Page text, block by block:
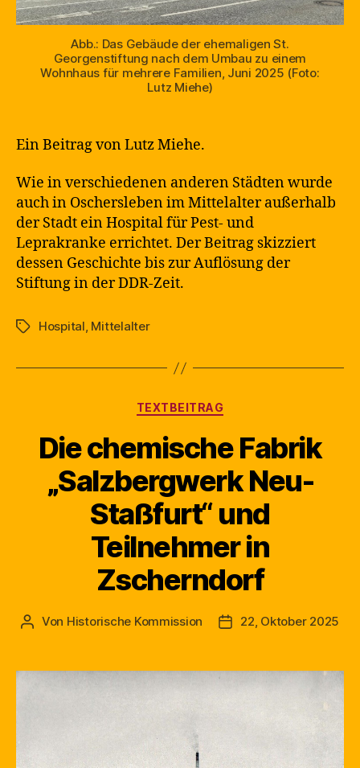
Abb.: Das Gebäude der ehemaligen St.
Georgenstiftung nach dem Umbau zu einem
Wohnhaus für mehrere Familien, Juni 2025 (Foto:
Lutz Miehe)
Ein Beitrag von Lutz Miehe.
Wie in verschiedenen anderen Städten wurde
auch in Oschersleben im Mittelalter außerhalb
der Stadt ein Hospital für Pest- und
Leprakranke errichtet. Der Beitrag skizziert
dessen Geschichte bis zur Auflösung der
Stiftung in der DDR-Zeit.
Schlagwörter
Hospital, Mittelalter
Kategorien
TEXTBEITRAG
Die chemische Fabrik
„Salzbergwerk Neu-
Staßfurt“ und
Teilnehmer in
Zscherndorf
Beitragsautor
Von Historische Kommission Beitragsdatum
22, Oktober 2025